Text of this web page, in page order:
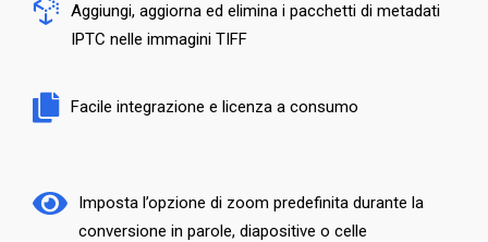
Aggiungi, aggiorna ed elimina i pacchetti di metadati
IPTC nelle immagini TIFF
Facile integrazione e licenza a consumo
Imposta l’opzione di zoom predefinita durante la
conversione in parole, diapositive o celle